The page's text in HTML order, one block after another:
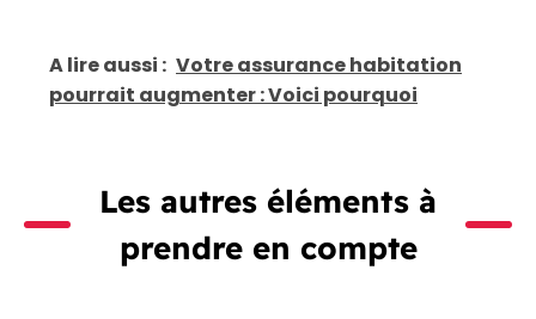
A lire aussi : Votre assurance habitation
pourrait augmenter : Voici pourquoi
Les autres éléments à
prendre en compte